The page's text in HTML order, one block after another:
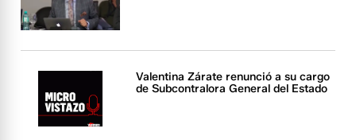
Valentina Zárate renunció a su cargo
de Subcontralora General del Estado